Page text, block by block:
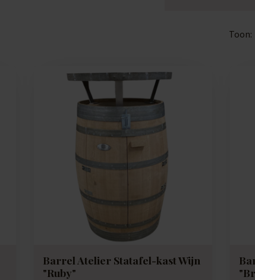
Toon:
Barrel Atelier Statafel-kast Wijn
"Ruby"